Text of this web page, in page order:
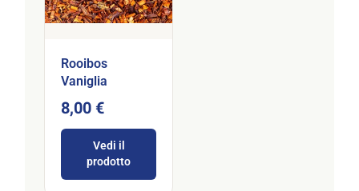
Rooibos
Vaniglia
8,00 €
Vedi il
prodotto